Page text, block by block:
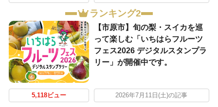
ランキング2
【市原市】旬の梨・スイカを巡
って楽しむ「いちはらフルーツ
フェス2026 デジタルスタンプラ
リー」が開催中です。
5,118ビュー 2026年7月11日(土)の記事